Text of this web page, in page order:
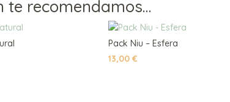
te recomendamos…
Pack Niu – Esfera
13,00 €